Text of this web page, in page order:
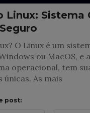
Linux: Sistema
O Linux é um
ou MacOS, e
operacional, tem
As mais
post: